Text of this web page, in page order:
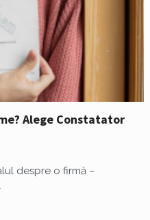
Alege Constatator
despre o firmă –